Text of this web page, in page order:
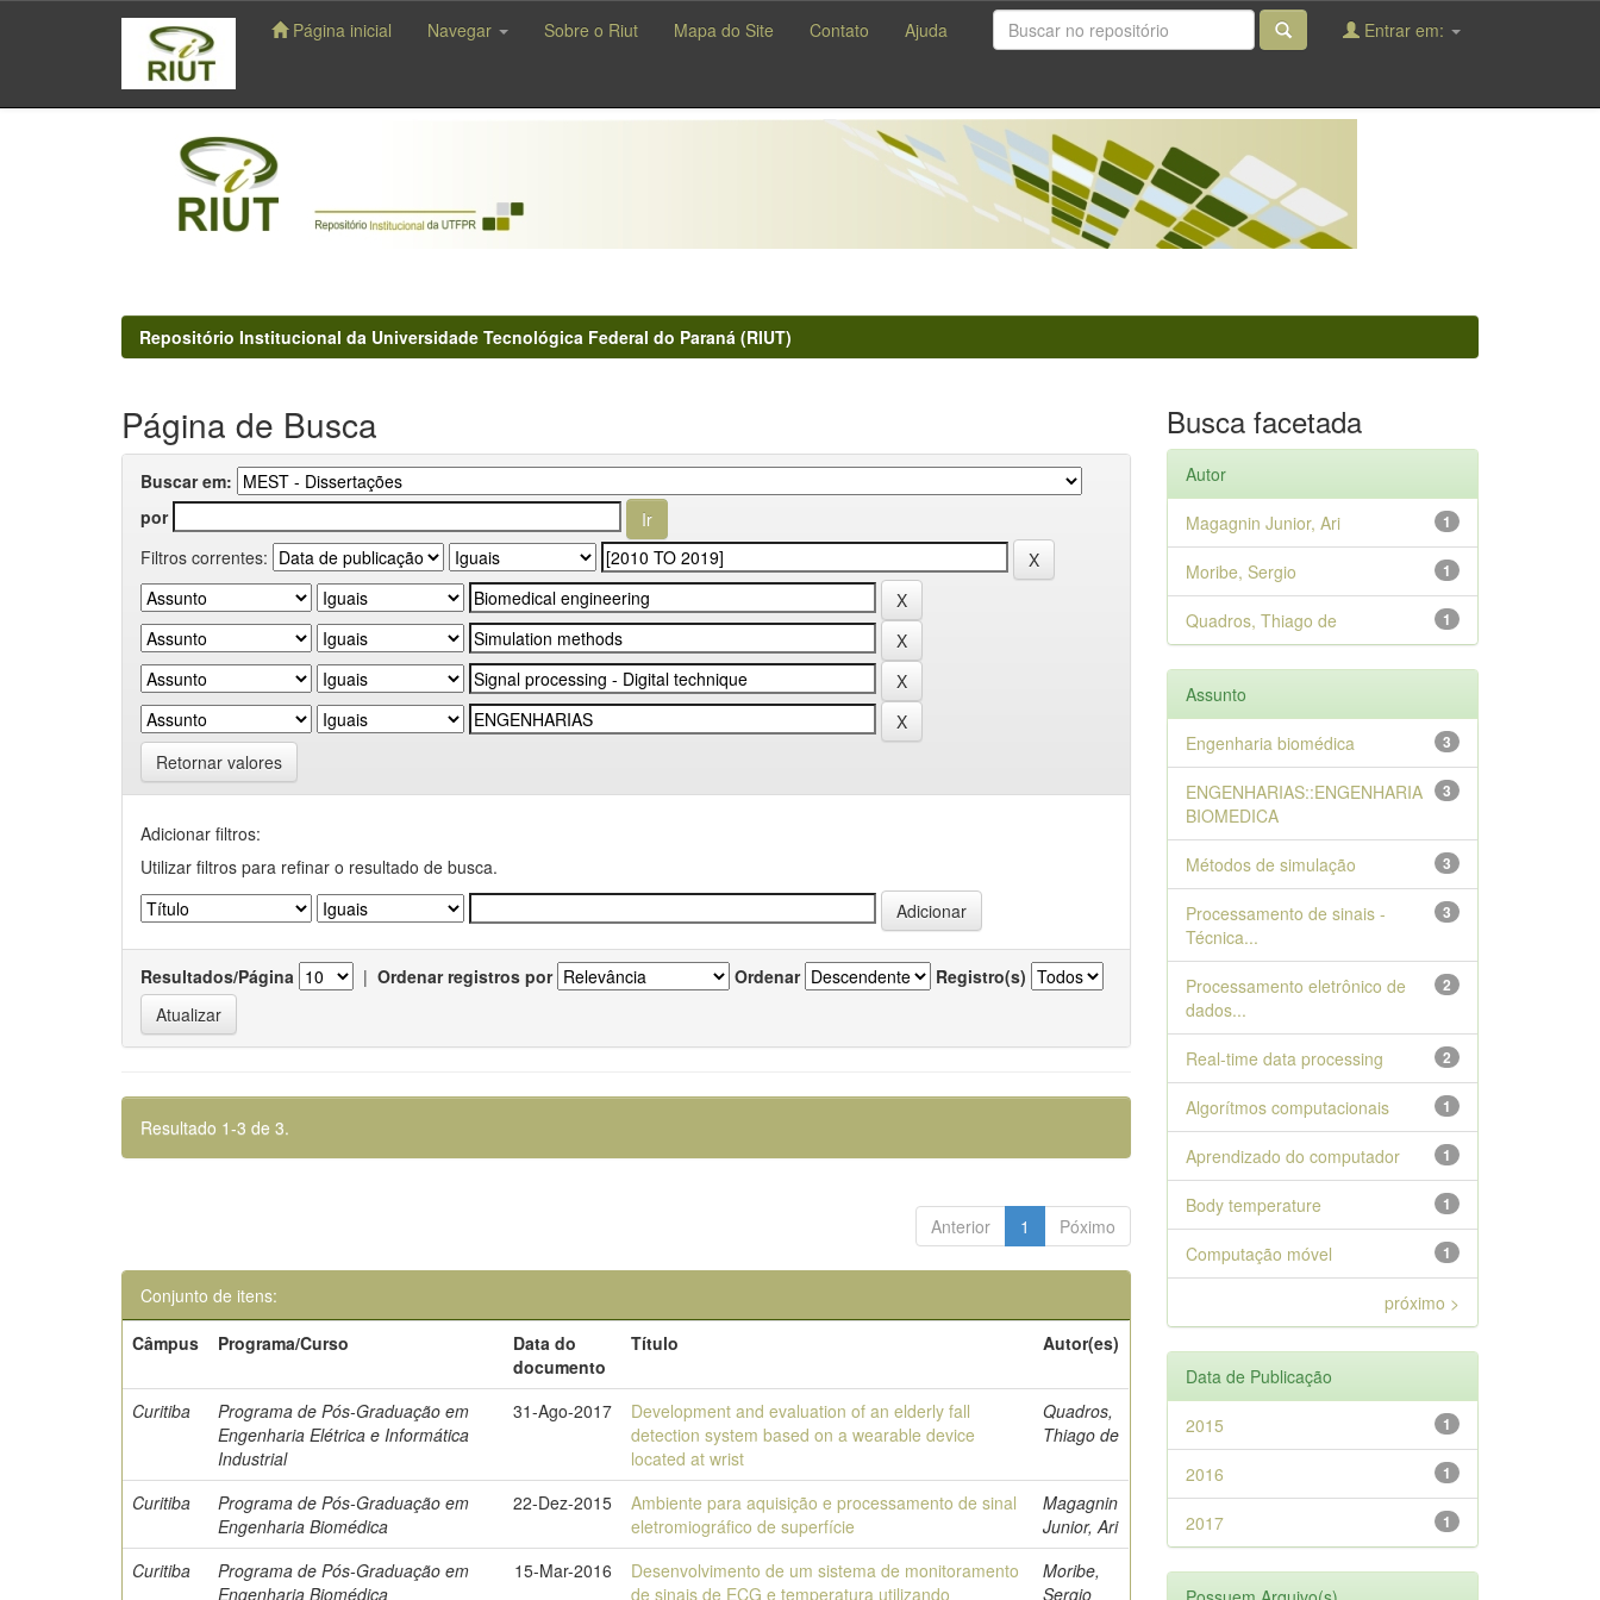
navigation
Página inicial Navegar Sobre o Riut Mapa do Site Contato Ajuda Entrar em:
Repositório Institucional da Universidade Tecnológica Federal do Paraná (RIUT)
Página de Busca
Buscar em:
por
Filtros correntes:
Retornar valores
Adicionar filtros:
Utilizar filtros para refinar o resultado de busca.
Resultados/Página | Ordenar registros por Ordenar Registro(s)
Resultado 1-3 de 3.
Anterior 1 Póximo
Conjunto de itens:
Câmpus
Programa/Curso
Data do
documento
Título Autor(es)
Curitiba
Programa de Pós-Graduação em
Engenharia Elétrica e Informática
Industrial
31-Ago-2017
Development and evaluation of an elderly fall
detection system based on a wearable device
located at wrist
Quadros,
Thiago de
Curitiba
Programa de Pós-Graduação em
Engenharia Biomédica
22-Dez-2015
Ambiente para aquisição e processamento de sinal
eletromiográfico de superfície
Magagnin
Junior, Ari
Curitiba
Programa de Pós-Graduação em
Engenharia Biomédica
15-Mar-2016
Desenvolvimento de um sistema de monitoramento
de sinais de ECG e temperatura utilizando
Moribe,
Sergio
Busca facetada
Autor
1
Magagnin Junior, Ari
1
Moribe, Sergio
1
Quadros, Thiago de
Assunto
3
Engenharia biomédica
3
ENGENHARIAS::ENGENHARIA
BIOMEDICA
3
Métodos de simulação
3
Processamento de sinais -
Técnica...
2
Processamento eletrônico de
dados...
2
Real-time data processing
1
Algorítmos computacionais
1
Aprendizado do computador
1
Body temperature
1
Computação móvel
próximo >
Data de Publicação
1
2015
1
2016
1
2017